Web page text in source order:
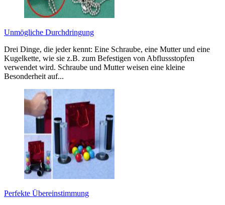
Unmögliche Durchdringung
Drei Dinge, die jeder kennt: Eine Schraube, eine Mutter und eine
Kugelkette, wie sie z.B. zum Befestigen von Abflussstopfen
verwendet wird. Schraube und Mutter weisen eine kleine
Besonderheit auf...
Perfekte Übereinstimmung